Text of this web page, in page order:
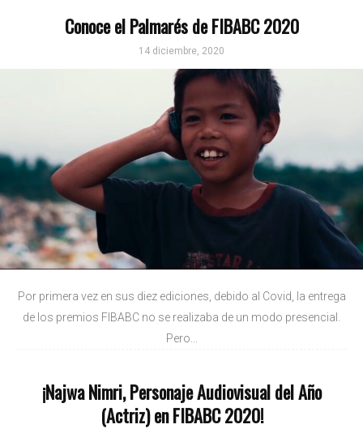
Conoce el Palmarés de FIBABC 2020
14 diciembre, 2020
Por primera vez en sus diez ediciones, debido al Covid, la entrega
de los premios FIBABC no se realizaba de un modo presencial.
Pero...
¡Najwa Nimri, Personaje Audiovisual del Año
(Actriz) en FIBABC 2020!